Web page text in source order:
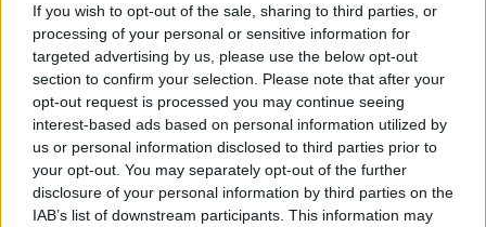
If you wish to opt-out of the sale, sharing to third parties, or
processing of your personal or sensitive information for
targeted advertising by us, please use the below opt-out
section to confirm your selection. Please note that after your
opt-out request is processed you may continue seeing
interest-based ads based on personal information utilized by
us or personal information disclosed to third parties prior to
your opt-out. You may separately opt-out of the further
disclosure of your personal information by third parties on the
IAB’s list of downstream participants. This information may
aivan loppu”